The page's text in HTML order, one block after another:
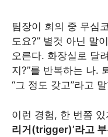
팀장이 회의 중 무심
도요?” 별것 아닌 말
오른다. 화장실로 달
지?”를 반복하는 나.
“그 정도 갖고”라고
이런 경험, 한 번쯤 있
리거(trigger)’라고